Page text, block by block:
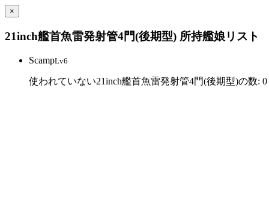
×
21inch艦首魚雷発射管4門(後期型) 所持艦娘リスト
ScampLv6
使われていない21inch艦首魚雷発射管4門(後期型)の数: 0